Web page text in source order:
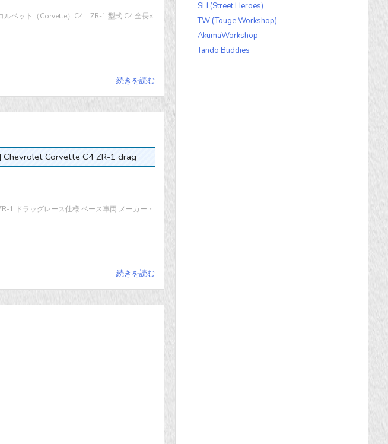
ベット（Corvette）C4 ZR-1 型式 C4 全長×
続きを読む
Chevrolet Corvette C4 ZR-1 drag
1 ドラッグレース仕様 ベース車両 メーカー・
続きを読む
SH (Street Heroes)
TW (Touge Workshop)
AkumaWorkshop
Tando Buddies